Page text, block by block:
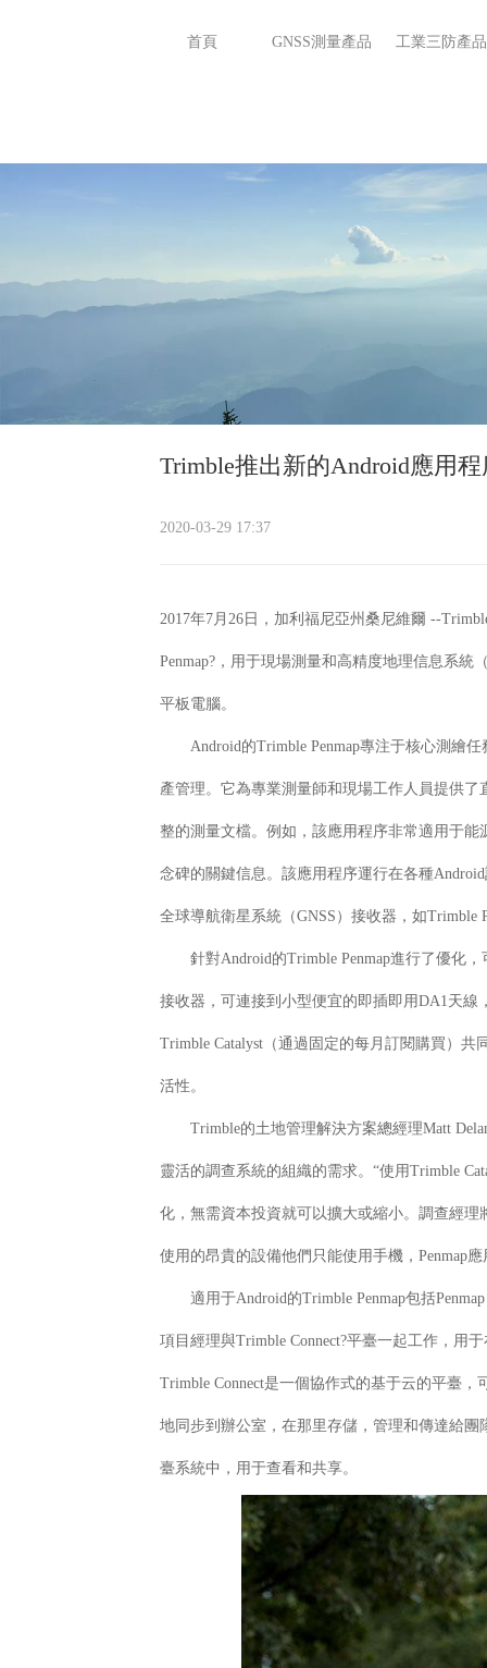
首頁 GNSS測量產品 工業三防產品
Trimble推出新的Android應用
2020-03-29 17:37
2017年7月26日，加利福尼亞州桑尼維爾 --
Penmap?，用于現場測量和高精度地理信息系
平板電腦。
Android的Trimble Penmap專注于核心測繪任
產管理。它為專業測量師和現場工作人員提供
整的測量文檔。例如，該應用程序非常適用于
念碑的關鍵信息。該應用程序運行在各種
全球導航衛星系統（GNSS）接收器，如Trimble
針對Android的Trimble Penmap進行了優化，
接收器，可連接到小型便宜的即插即用DA1天線
Trimble Catalyst（通過固定的每月訂閱購買）
活性。
Trimble的土地管理解決方案總經理Matt
靈活的調查系統的組織的需求。“使用Trimble
化，無需資本投資就可以擴大或縮小。調查經
使用的昂貴的設備他們只能使用手機，Penmap
適用于Android的Trimble Penmap包括Penmap
項目經理與Trimble Connect?平臺一起工作，用
Trimble Connect是一個協作式的基于云的平臺
地同步到辦公室，在那里存儲，管理和傳達給團
臺系統中，用于查看和共享。